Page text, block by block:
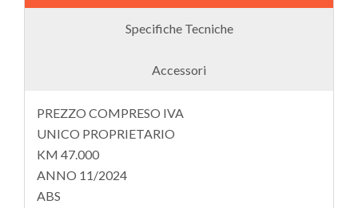
Specifiche Tecniche
Accessori
PREZZO COMPRESO IVA
UNICO PROPRIETARIO
KM 47.000
ANNO 11/2024
ABS